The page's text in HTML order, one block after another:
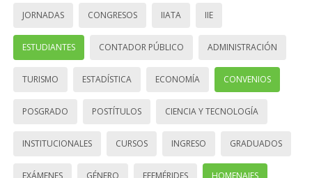
JORNADAS CONGRESOS IIATA IIE
ESTUDIANTES CONTADOR PÚBLICO ADMINISTRACIÓN
TURISMO ESTADÍSTICA ECONOMÍA CONVENIOS
POSGRADO POSTÍTULOS CIENCIA Y TECNOLOGÍA
INSTITUCIONALES CURSOS INGRESO GRADUADOS